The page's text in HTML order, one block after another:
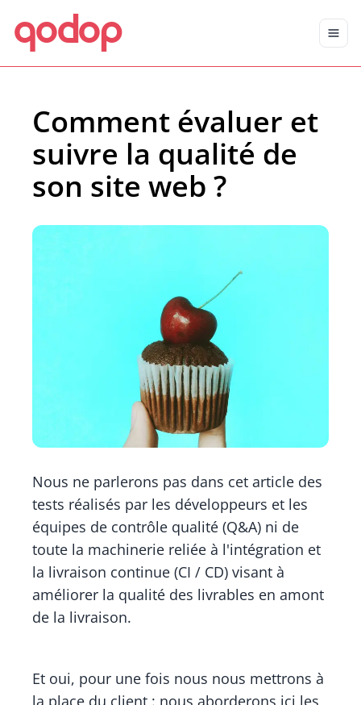
Aller au contenu principal
Aller au menu
qodop
Comment évaluer et
suivre la qualité de
son site web ?
Nous ne parlerons pas dans cet article des
tests réalisés par les développeurs et les
équipes de contrôle qualité (Q&A) ni de
toute la machinerie reliée à l'intégration et
la livraison continue (CI / CD) visant à
améliorer la qualité des livrables en amont
de la livraison.
Et oui, pour une fois nous nous mettrons à
la place du client : nous aborderons ici les